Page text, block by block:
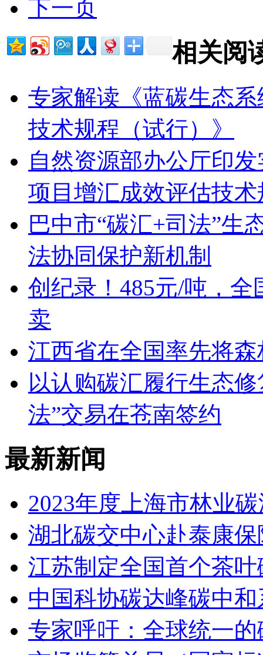
下一页
相关阅
专家解读《蓝碳生态
技术规程（试行）》
自然资源部办公厅印
项目增汇成效评估技
巴中市“碳汇+司法”生
法协同保护新机制
创纪录！485元/吨，
卖
江西省在全国率先将
以认购碳汇履行生态
法”交易在苍南签约
最新新闻
2023年度上海市林业
湖北碳交中心赴泰康
江苏制定全国首个茶
中国科协碳达峰碳中
专家呼吁：全球统一